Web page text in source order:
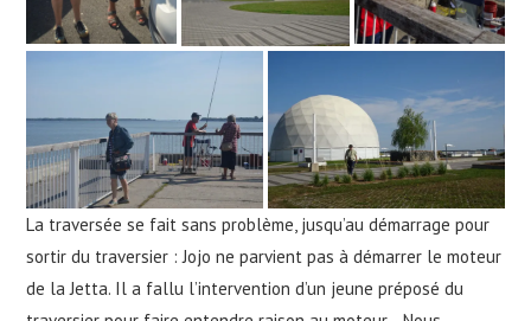
La traversée se fait sans problème, jusqu’au démarrage pour
sortir du traversier : Jojo ne parvient pas à démarrer le moteur
de la Jetta. Il a fallu l’intervention d’un jeune préposé du